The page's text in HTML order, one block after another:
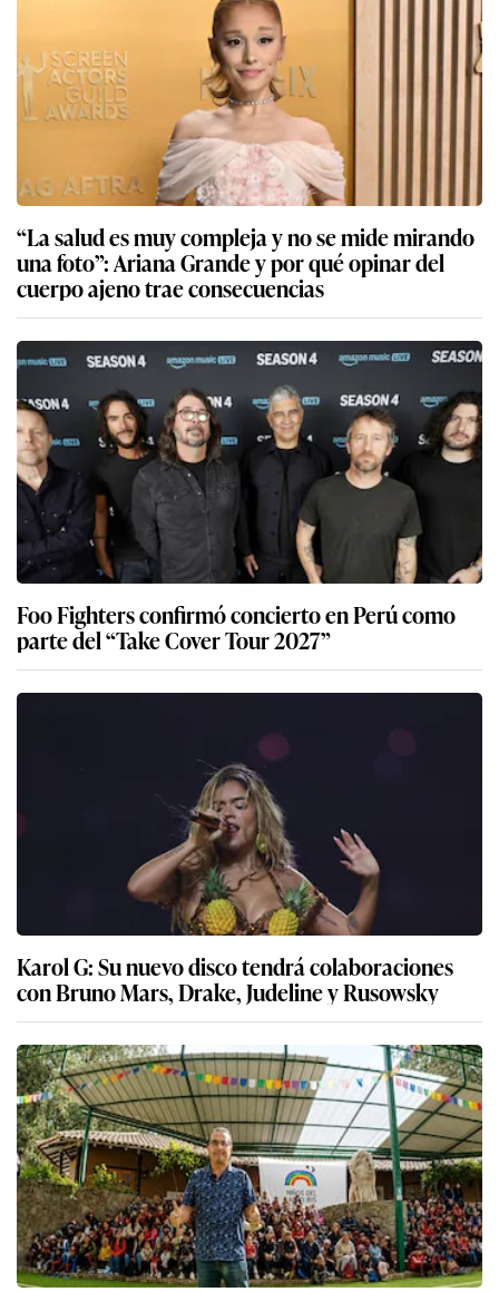
“La salud es muy compleja y no se mide mirando
una foto”: Ariana Grande y por qué opinar del
cuerpo ajeno trae consecuencias
Foo Fighters confirmó concierto en Perú como
parte del “Take Cover Tour 2027”
Karol G: Su nuevo disco tendrá colaboraciones
con Bruno Mars, Drake, Judeline y Rusowsky